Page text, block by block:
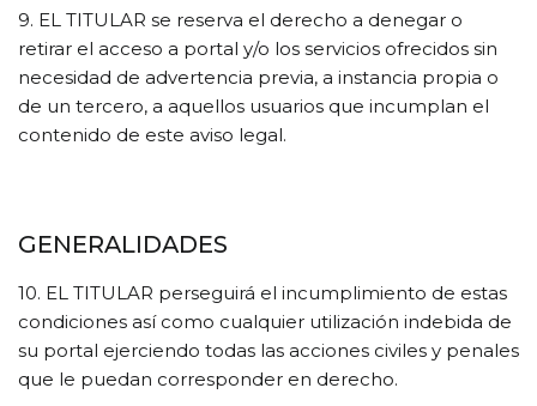
9. EL TITULAR se reserva el derecho a denegar o
retirar el acceso a portal y/o los servicios ofrecidos sin
necesidad de advertencia previa, a instancia propia o
de un tercero, a aquellos usuarios que incumplan el
contenido de este aviso legal.
GENERALIDADES
10. EL TITULAR perseguirá el incumplimiento de estas
condiciones así como cualquier utilización indebida de
su portal ejerciendo todas las acciones civiles y penales
que le puedan corresponder en derecho.